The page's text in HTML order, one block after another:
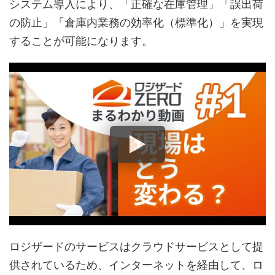
システム導入により、「正確な在庫管理」「誤出荷
の防止」「倉庫内業務の効率化（標準化）」を実現
することが可能になります。
ロジザードのサービスはクラウドサービスとして提
供されているため、インターネットを経由して、ロ